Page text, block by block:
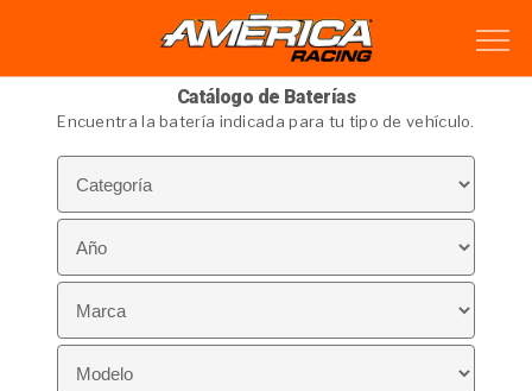
Catálogo de Baterías
Encuentra la batería indicada para tu tipo de vehículo.